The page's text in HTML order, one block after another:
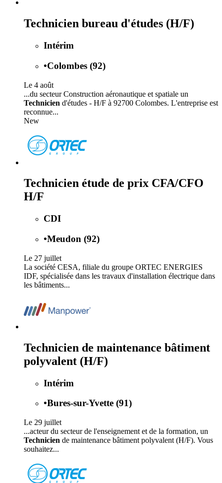
Technicien bureau d'études (H/F)
Intérim
•Colombes (92)
Le 4 août
...du secteur Construction aéronautique et spatiale un
Technicien d'études - H/F à 92700 Colombes. L'entreprise est
reconnue...
New
Technicien étude de prix CFA/CFO
H/F
CDI
•Meudon (92)
Le 27 juillet
La société CESA, filiale du groupe ORTEC ENERGIES
IDF, spécialisée dans les travaux d'installation électrique dans
les bâtiments...
Technicien de maintenance bâtiment
polyvalent (H/F)
Intérim
•Bures-sur-Yvette (91)
Le 29 juillet
...acteur du secteur de l'enseignement et de la formation, un
Technicien de maintenance bâtiment polyvalent (H/F). Vous
souhaitez...